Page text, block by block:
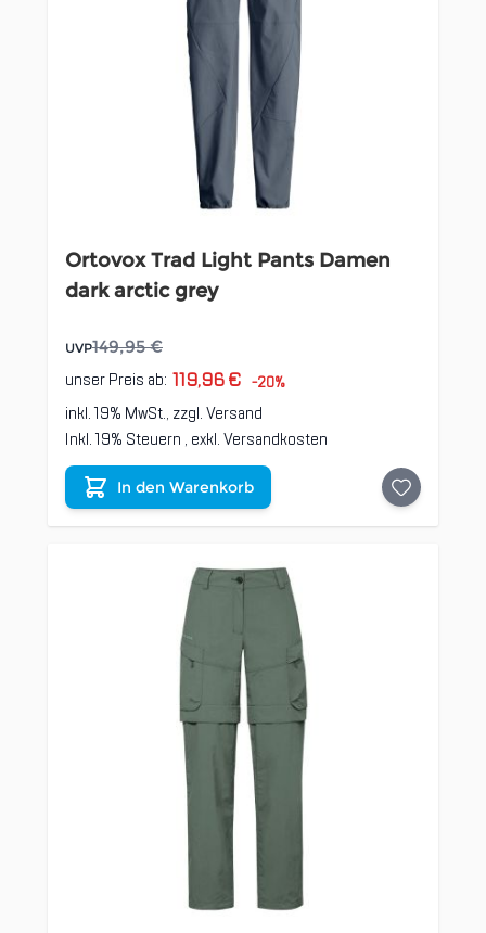
Ortovox Trad Light Pants Damen
dark arctic grey
UVP149,95 €
unser Preis ab: 119,96 € -20%
inkl. 19% MwSt., zzgl.Versand
Inkl. 19% Steuern , exkl.Versandkosten
In den Warenkorb